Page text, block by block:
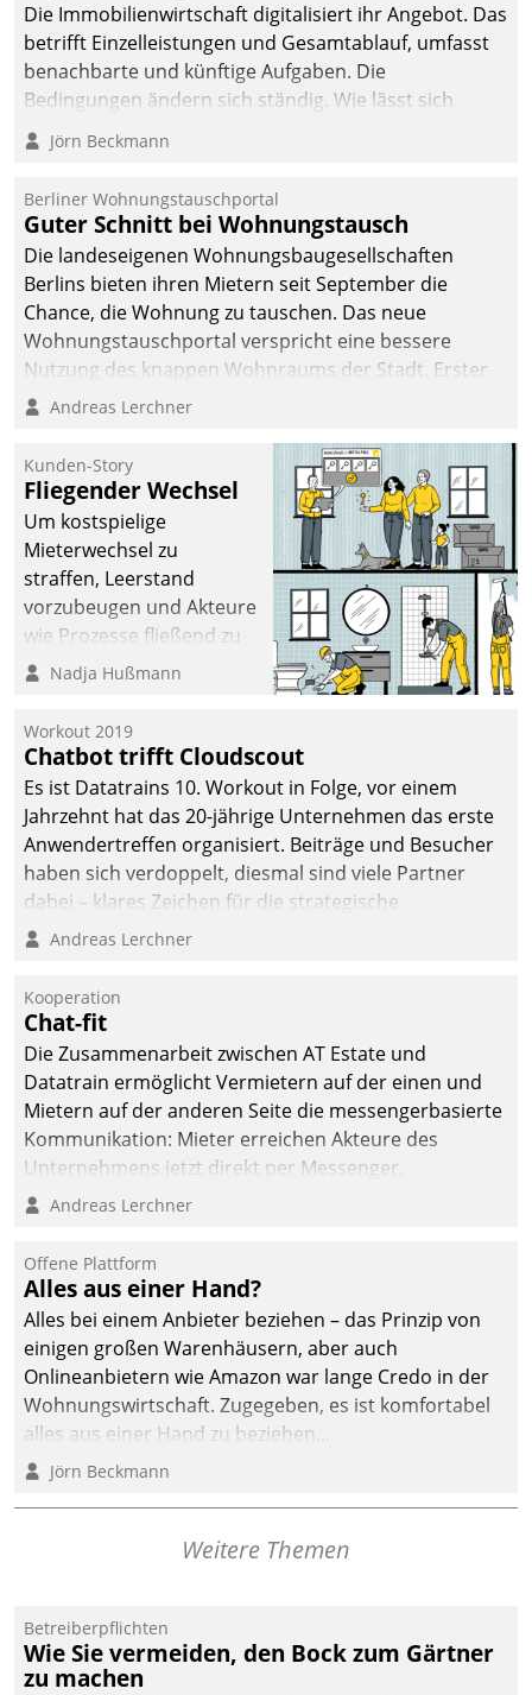
Die Immobilienwirtschaft digitalisiert ihr Angebot. Das
betrifft Einzelleistungen und Gesamtablauf, umfasst
benachbarte und künftige Aufgaben. Die
Bedingungen ändern sich ständig. Wie lässt sich
technisch die Kontrolle wahren und zugleich Freiraum
fürs Wachsen öffnen?
Jörn Beckmann
Berliner Wohnungstauschportal
Guter Schnitt bei Wohnungstausch
Die landeseigenen Wohnungsbaugesellschaften
Berlins bieten ihren Mietern seit September die
Chance, die Wohnung zu tauschen. Das neue
Wohnungstauschportal verspricht eine bessere
Nutzung des knappen Wohnraums der Stadt. Erster
Anwendungsfall für Datatrains Lösung API-Hub mit
Unternehmen.
Andreas Lerchner
Kunden-Story
Fliegender Wechsel
Um kostspielige
Mieterwechsel zu
straffen, Leerstand
vorzubeugen und Akteure
wie Prozesse fließend zu
vernetzen, nutzt die
Jahresbeginn eine
Überblick, Einsicht und
Eingriff bietende Lösung.
Zur Entwicklung setzte
man auf
Cloudtechnologie,
bewährte und Startup-
agile Projektmethoden.
Nadja Hußmann
Workout 2019
Chatbot trifft Cloudscout
Es ist Datatrains 10. Workout in Folge, vor einem
Jahrzehnt hat das 20-jährige Unternehmen das erste
Anwendertreffen organisiert. Beiträge und Besucher
haben sich verdoppelt, diesmal sind viele Partner
dabei – klares Zeichen für die strategische
Fokussierung auf den Kunden.
Andreas Lerchner
Kooperation
Chat-fit
Die Zusammenarbeit zwischen AT Estate und
Datatrain ermöglicht Vermietern auf der einen und
Mietern auf der anderen Seite die messengerbasierte
Kommunikation: Mieter erreichen Akteure des
Unternehmens jetzt direkt per Messenger,
Mitarbeiter oder Dienstleister empfangen oder
Andreas Lerchner
Offene Plattform
Alles aus einer Hand?
Alles bei einem Anbieter beziehen – das Prinzip von
einigen großen Warenhäusern, aber auch
Onlineanbietern wie Amazon war lange Credo in der
Wohnungswirtschaft. Zugegeben, es ist komfortabel
alles aus einer Hand zu beziehen...
Jörn Beckmann
Weitere Themen
Betreiberpflichten
Wie Sie vermeiden, den Bock zum Gärtner
zu machen